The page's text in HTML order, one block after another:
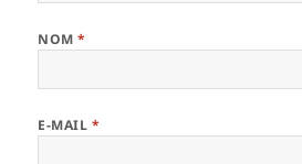
NOM*
E-MAIL *